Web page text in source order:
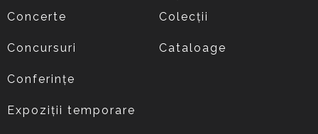
Concerte
Concursuri
Conferințe
Expoziții temporare
Colecții
Cataloage